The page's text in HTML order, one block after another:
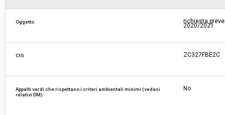
Responsabile attuale:
COMUNE DI SCANDICCI - Entrate, Sviluppo
Oggetto richiesta
2020/2021
CIG ZC327FBE2C
Appalti verdi che rispettano i criteri ambientali minimi (vedasi
relativi DM)
No